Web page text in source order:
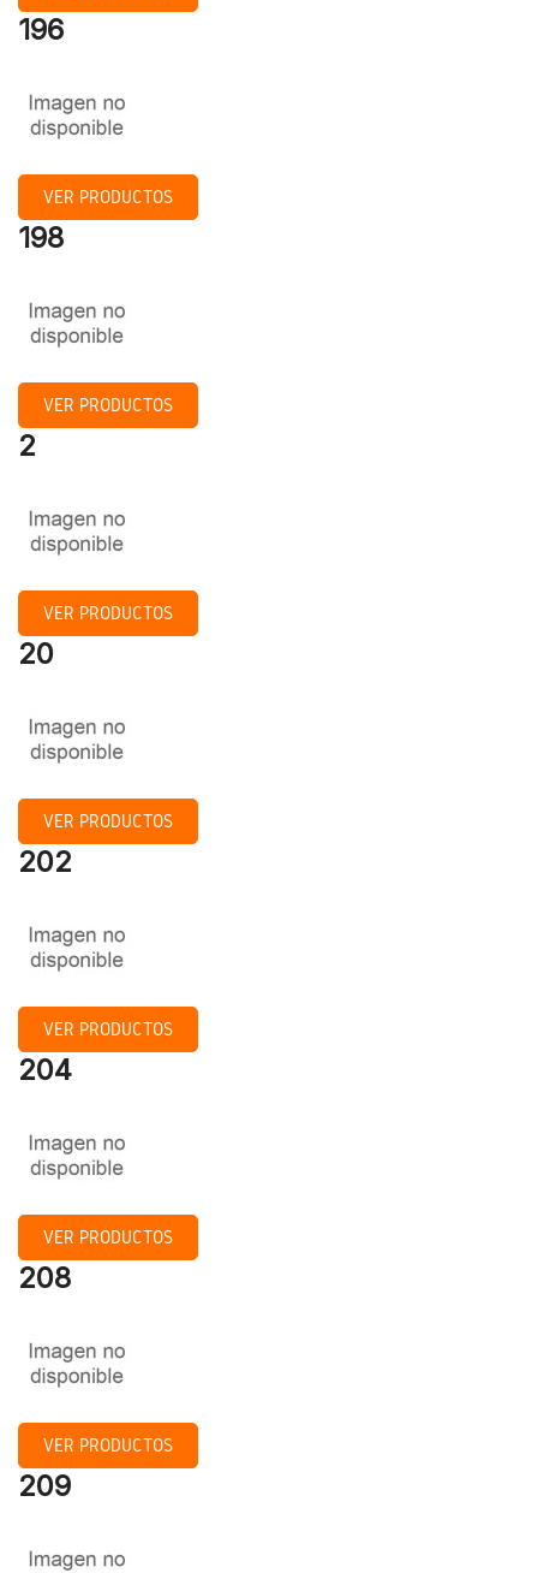
196
VER PRODUCTOS
198
VER PRODUCTOS
2
VER PRODUCTOS
20
VER PRODUCTOS
202
VER PRODUCTOS
204
VER PRODUCTOS
208
VER PRODUCTOS
209